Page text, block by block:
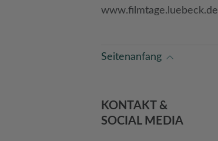
www.filmtage.luebeck.de
Seitenanfang
KONTAKT &
SOCIAL MEDIA